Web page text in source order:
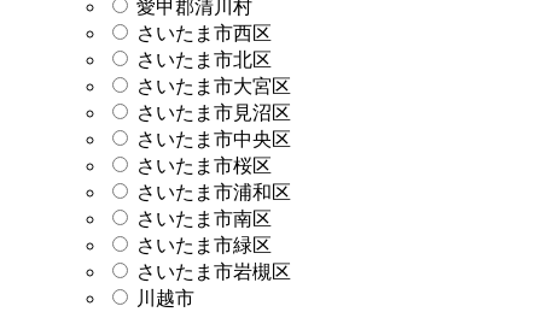
愛甲郡清川村
さいたま市西区
さいたま市北区
さいたま市大宮区
さいたま市見沼区
さいたま市中央区
さいたま市桜区
さいたま市浦和区
さいたま市南区
さいたま市緑区
さいたま市岩槻区
川越市